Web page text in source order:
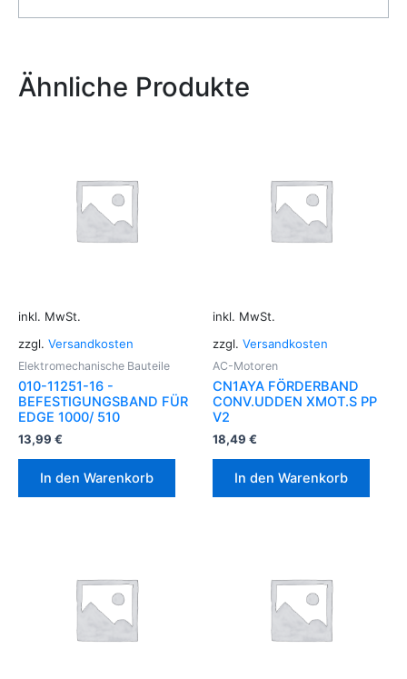
Ähnliche Produkte
inkl. MwSt.
zzgl. Versandkosten
Elektromechanische Bauteile
010-11251-16 -
BEFESTIGUNGSBAND FÜR
EDGE 1000/ 510
13,99 €
In den Warenkorb
inkl. MwSt.
zzgl. Versandkosten
AC-Motoren
CN1AYA FÖRDERBAND
CONV.UDDEN XMOT.S PP
V2
18,49 €
In den Warenkorb